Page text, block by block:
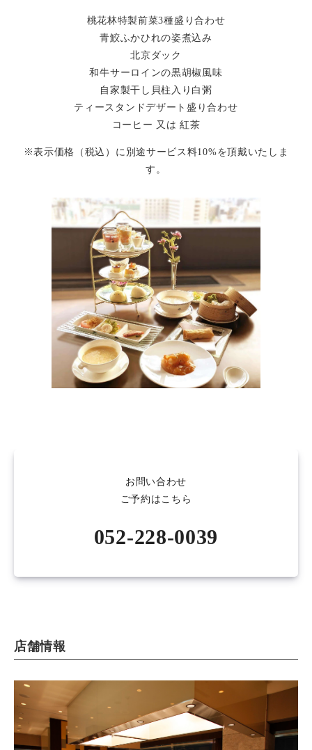
桃花林特製前菜3種盛り合わせ
青鮫ふかひれの姿煮込み
北京ダック
和牛サーロインの黒胡椒風味
自家製干し貝柱入り白粥
ティースタンドデザート盛り合わせ
コーヒー 又は 紅茶
※表示価格（税込）に別途サービス料10%を頂戴いたしま
す。
お問い合わせ
ご予約はこちら
052-228-0039
店舗情報